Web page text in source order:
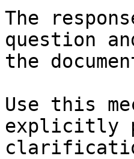
The
question
the
Use this
explicitly